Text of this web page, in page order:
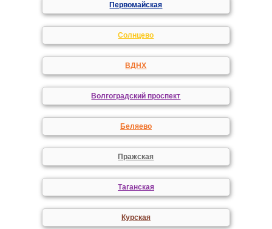
Первомайская
Солнцево
ВДНХ
Волгоградский проспект
Беляево
Пражская
Таганская
Курская